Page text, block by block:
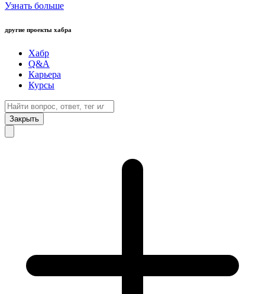
Узнать больше
другие проекты хабра
Хабр
Q&A
Карьера
Курсы
Закрыть